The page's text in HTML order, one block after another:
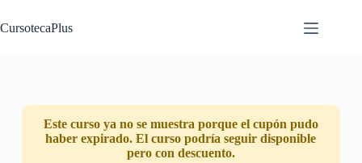
al
contenido
CursotecaPlus
Este curso ya no se muestra porque el cupón pudo
haber expirado. El curso podría seguir disponible
pero con descuento.